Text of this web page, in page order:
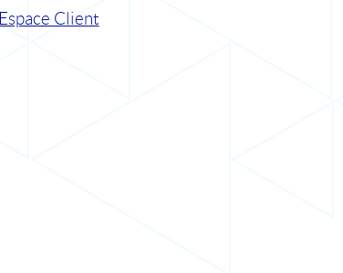
Espace Client